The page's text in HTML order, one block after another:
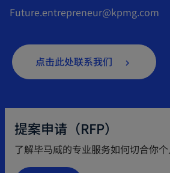
Future.entrepreneur@kpmg.com
点击此处联系我们
p
n
i
提案申请（RFP）
了解毕马威的专业服务如何切合你个